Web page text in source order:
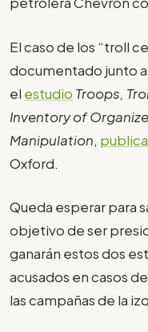
El caso de los “troll
documentado junto
el estudio Troops,
Inventory of
Manipulation,
Oxford.
Queda esperar para
objetivo de ser
ganarán estos dos
acusados en casos
las campañas de la